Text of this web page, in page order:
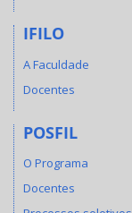
IFILO
A Faculdade
Docentes
POSFIL
O Programa
Docentes